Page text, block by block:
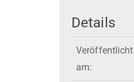
Details
Veröffentlicht
am: